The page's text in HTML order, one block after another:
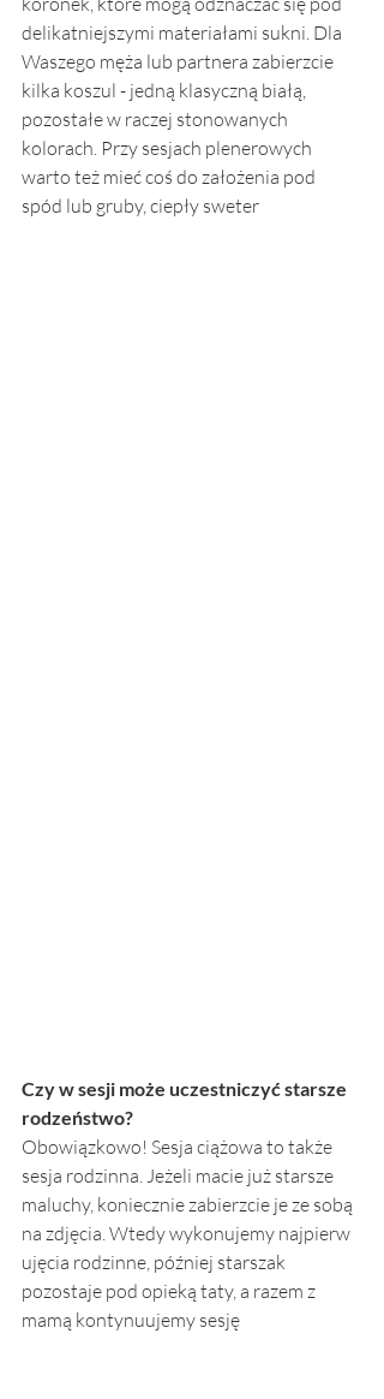
delikatniejszymi materiałami sukni. Dla
Waszego męża lub partnera zabierzcie
kilka koszul - jedną klasyczną białą,
pozostałe w raczej stonowanych
kolorach. Przy sesjach plenerowych
warto też mieć coś do założenia pod
spód lub gruby, ciepły sweter
Czy w sesji może uczestniczyć starsze
rodzeństwo?
Obowiązkowo! Sesja ciążowa to także
sesja rodzinna. Jeżeli macie już starsze
maluchy, koniecznie zabierzcie je ze sobą
na zdjęcia. Wtedy wykonujemy najpierw
ujęcia rodzinne, później starszak
pozostaje pod opieką taty, a razem z
mamą kontynuujemy sesję